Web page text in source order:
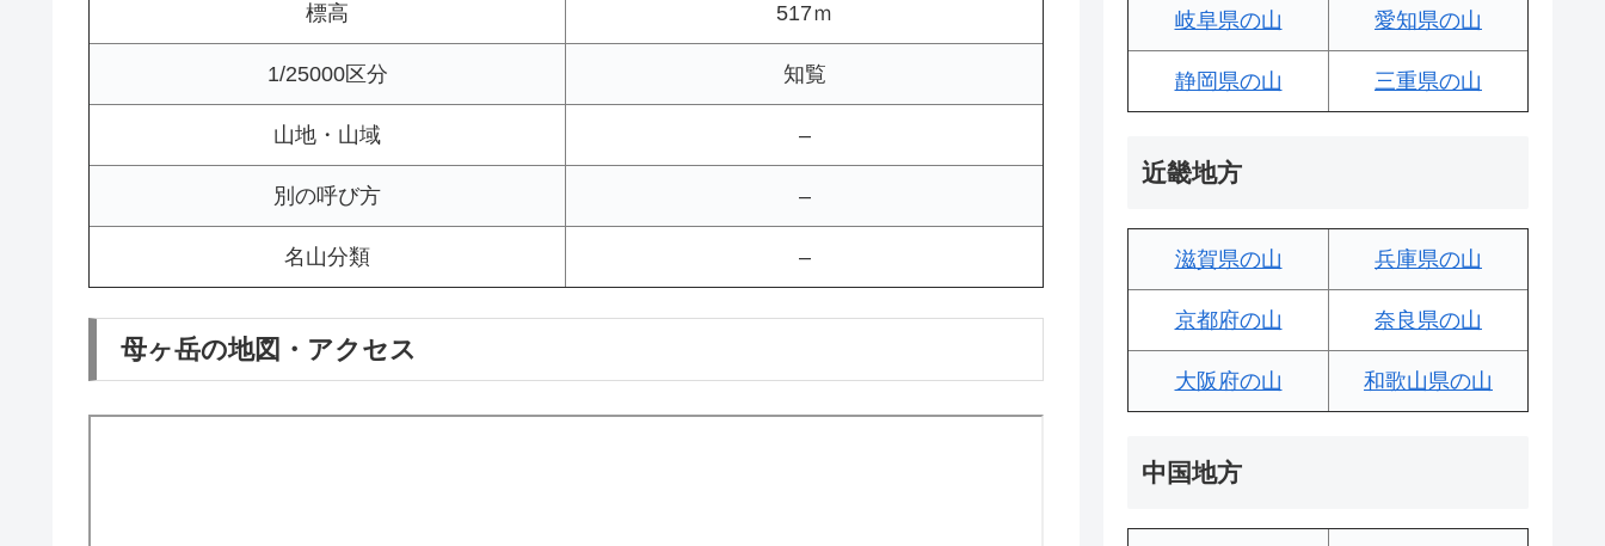
標高 517ｍ
1/25000区分 知覧
山地・山域 –
別の呼び方 –
名山分類 –
母ヶ岳の地図・アクセス
岐阜県の山 愛知県の山
静岡県の山 三重県の山
近畿地方
滋賀県の山 兵庫県の山
京都府の山 奈良県の山
大阪府の山 和歌山県の山
中国地方